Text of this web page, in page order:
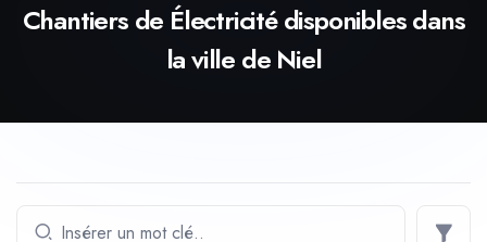
Chantiers de Électricité disponibles dans
la ville de Niel